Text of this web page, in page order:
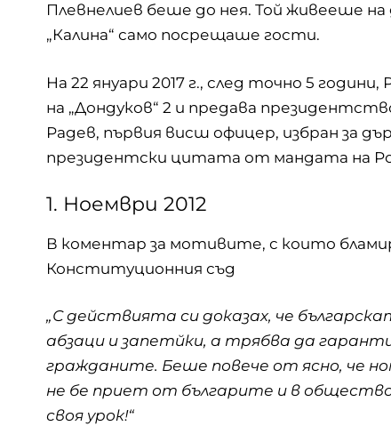
Плевнелиев беше до нея. Той живееше
„Калина“ само посрещаше гости.
На 22 януари 2017 г., след точно 5
на „Дондуков“ 2 и предава
Радев, първия висш офицер, избран за
президентски цитата от мандата на
1. Ноември 2012
В коментар за мотивите, с които
Конституционния съд
„С действията си доказах, че
абзаци и запетйки, а трябва да
гражданите. Беше повече от ясно, че
не бе приет от българите и в
своя урок!“